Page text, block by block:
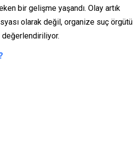
bir gelişme yaşandı. Olay artık
olarak değil, organize suç örgütü